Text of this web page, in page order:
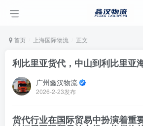
首页 上海国际物流 正文
利比里亚货代，中山到利比里亚
广州鑫汉物流
2026-2-23发布
货代行业在国际贸易中扮演着重